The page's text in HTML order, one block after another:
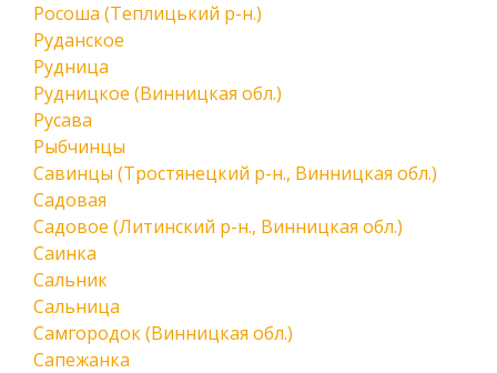
Росоша (Теплицький р-н.)
Руданское
Рудница
Рудницкое (Винницкая обл.)
Русава
Рыбчинцы
Савинцы (Тростянецкий р-н., Винницкая обл.)
Садовая
Садовое (Литинский р-н., Винницкая обл.)
Саинка
Сальник
Сальница
Самгородок (Винницкая обл.)
Сапежанка